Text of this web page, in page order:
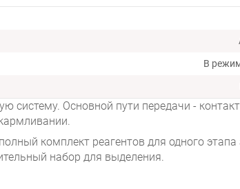
В
Основной пути передачи -
комплект реагентов для одного
набор для выделения.